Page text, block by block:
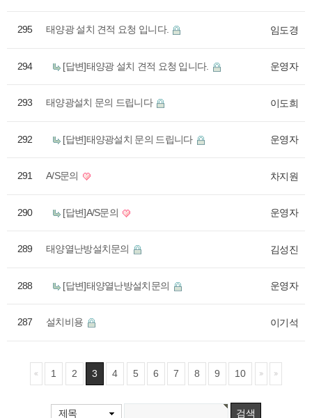
295 태양광 설치 견적 요청 입니다. 임도경
294 [답변]태양광 설치 견적 요청 입니다. 운영자
293 태양광설치 문의 드립니다 이도희
292 [답변]태양광설치 문의 드립니다 운영자
291 A/S문의 차지원
290 [답변]A/S문의 운영자
289 태양열난방설치문의 김성진
288 [답변]태양열난방설치문의 운영자
287 설치비용 이기석
1 2 3 4 5 6 7 8 9 10
제목